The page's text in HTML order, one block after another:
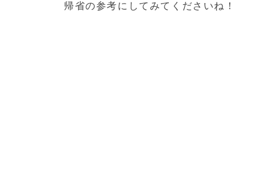
帰省の参考にしてみてくださいね！